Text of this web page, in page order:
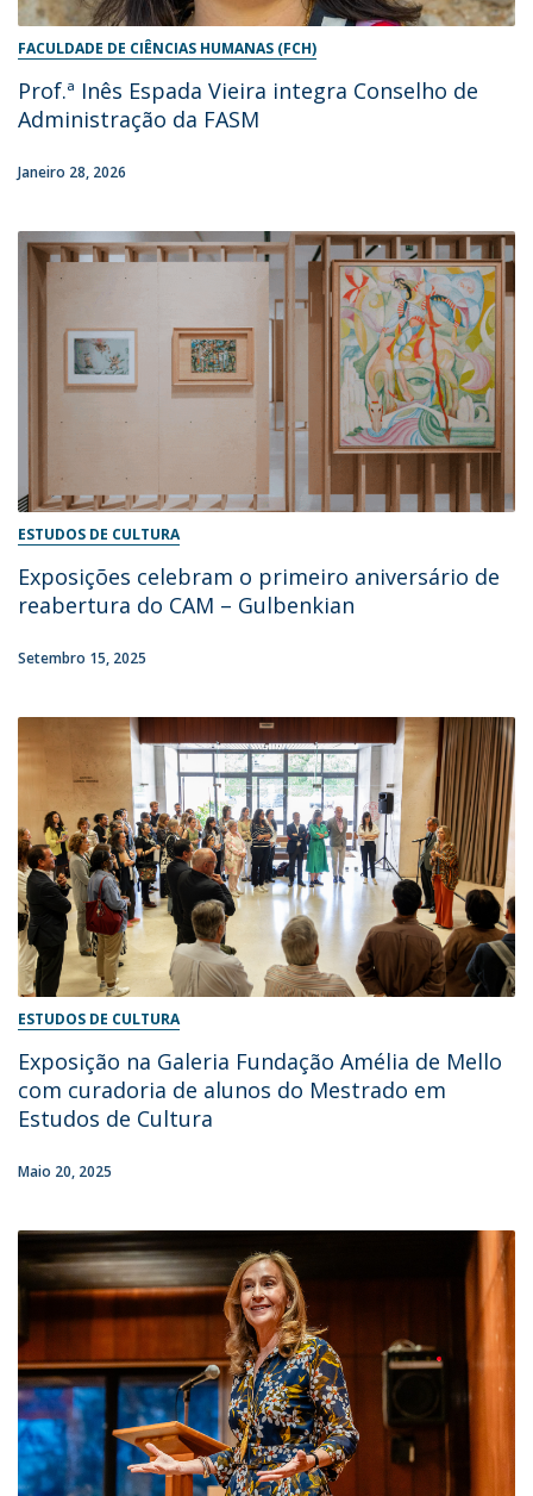
FACULDADE DE CIÊNCIAS HUMANAS (FCH)
Prof.ª Inês Espada Vieira integra Conselho de
Administração da FASM
Janeiro 28, 2026
ESTUDOS DE CULTURA
Exposições celebram o primeiro aniversário de
reabertura do CAM – Gulbenkian
Setembro 15, 2025
ESTUDOS DE CULTURA
Exposição na Galeria Fundação Amélia de Mello
com curadoria de alunos do Mestrado em
Estudos de Cultura
Maio 20, 2025